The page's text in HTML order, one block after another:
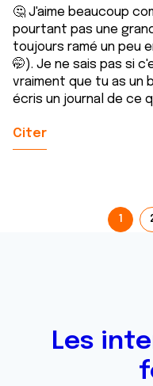
🤔 J'aime beaucoup
pourtant pas une
toujours ramé un peu
🤭). Je ne sais pas si
vraiment que tu as un
écris un journal de ce
Citer
1
Les